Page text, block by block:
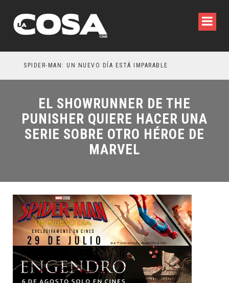
SPIDER-MAN: UN NUEVO DÍA ESTÁ IMPARABLE
EL SHOWRUNNER DE THE
PUNISHER QUIERE HACER UNA
SERIE SOBRE OTRO HÉROE DE
MARVEL